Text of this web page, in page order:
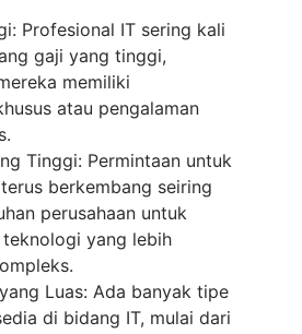
Profesional IT sering kali
gaji yang tinggi,
memiliki
atau pengalaman
Tinggi: Permintaan untuk
berkembang seiring
perusahaan untuk
teknologi yang lebih
Luas: Ada banyak tipe
di bidang IT, mulai dari